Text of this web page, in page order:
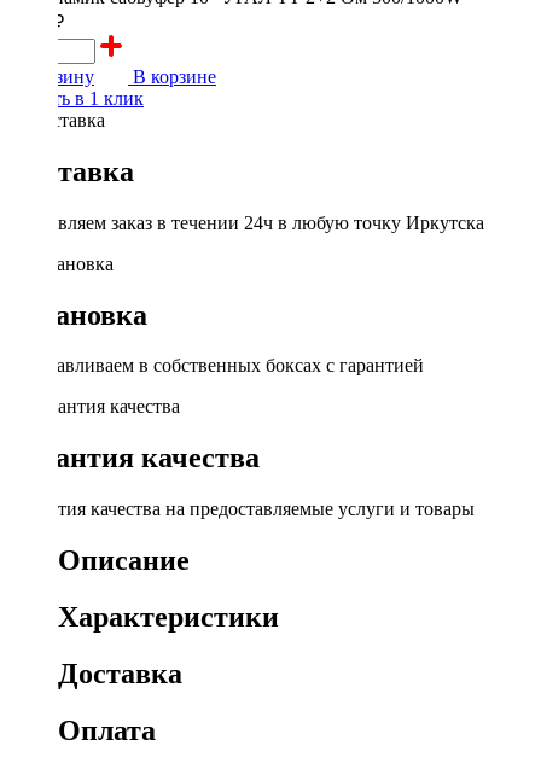
6500 ₽
В корзину
В корзине
Купить в 1 клик
Доставка
Доставляем заказ в течении 24ч в любую точку Иркутска
Установка
Устанавливаем в собственных боксах с гарантией
Гарантия качества
Гарантия качества на предоставляемые услуги и товары
Описание
Характеристики
Доставка
Оплата